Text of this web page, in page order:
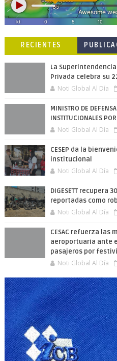
RECIENTES
La
Privada celebra su
Noti Global Al Día
MINISTRO DE
INSTITUCIONALES
Noti Global Al Día
CESEP da la
institucional
Noti Global Al Día
DIGESETT
reportadas como
Noti Global Al Día
CESAC refuerza las
aeroportuaria ante
pasajeros por
Noti Global Al Día